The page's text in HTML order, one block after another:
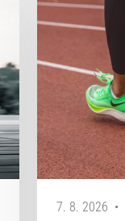
7. 8. 2026 •